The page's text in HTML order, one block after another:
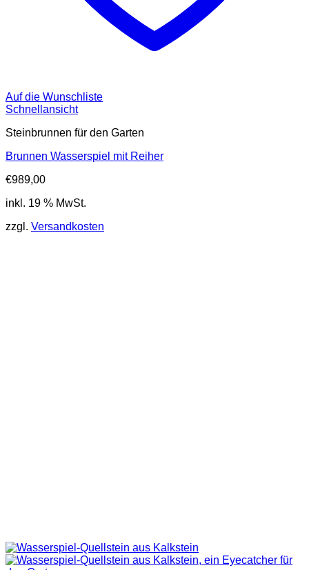
Auf die Wunschliste
Schnellansicht
Steinbrunnen für den Garten
Brunnen Wasserspiel mit Reiher
€989,00
inkl. 19 % MwSt.
zzgl. Versandkosten